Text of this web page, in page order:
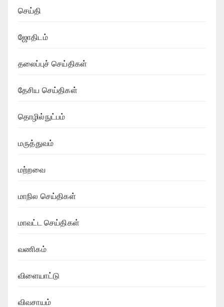
செய்தி
ஜோதிடம்
தலைப்புச் செய்திகள்
தேசிய செய்திகள்
தொழில்நுட்பம்
மருத்துவம்
மற்றவை
மாநில செய்திகள்
மாவட்ட செய்திகள்
வணிகம்
விளையாட்டு
விவசாயம்